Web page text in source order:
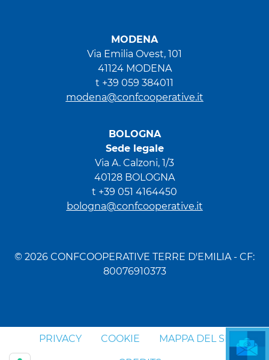
MODENA
Via Emilia Ovest, 101
41124 MODENA
t +39 059 384011
modena@confcooperative.it
BOLOGNA
Sede legale
Via A. Calzoni, 1/3
40128 BOLOGNA
t +39 051 4164450
bologna@confcooperative.it
© 2026 CONFCOOPERATIVE TERRE D'EMILIA - CF:
80076910373
PRIVACY COOKIE MAPPA DEL SITO